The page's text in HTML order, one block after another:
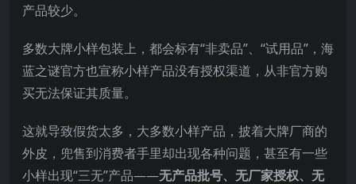
产品较少。
多数大牌小样包装上，都会标有“非卖品”、“试用品”，海
蓝之谜官方也宣称小样产品没有授权渠道，从非官方购
买无法保证其质量。
这就导致假货太多，大多数小样产品，披着大牌厂商的
外皮，兜售到消费者手里却出现各种问题，甚至有一些
小样出现“三无”产品——无产品批号、无厂家授权、无